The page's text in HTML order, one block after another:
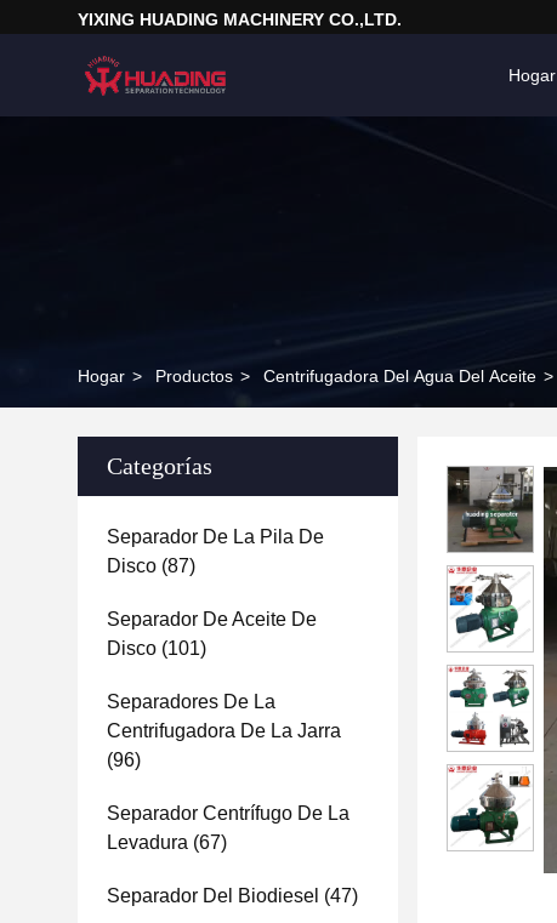
YIXING HUADING MACHINERY CO.,LTD.
Hogar
Hogar > Productos > Centrifugadora Del Agua Del Aceite >
Categorías
Separador De La Pila De
Disco (87)
Separador De Aceite De
Disco (101)
Separadores De La
Centrifugadora De La Jarra
(96)
Separador Centrífugo De La
Levadura (67)
Separador Del Biodiesel (47)